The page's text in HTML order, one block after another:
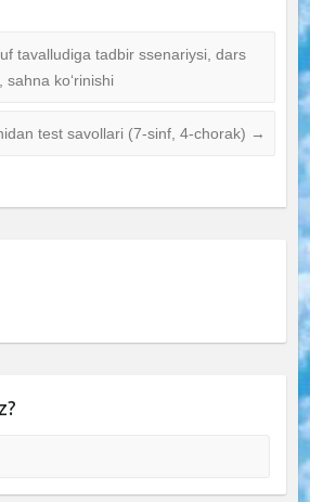
tavalludiga tadbir ssenariysi, dars
ko‘rinishi
test savollari (7-sinf, 4-chorak) →